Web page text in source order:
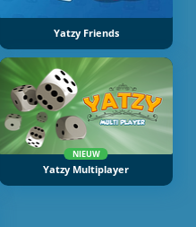
Yatzy Friends
NIEUW
Yatzy Multiplayer